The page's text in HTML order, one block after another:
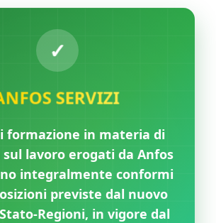
SERVIZI
formazione in materia di
sul lavoro erogati da Anfos
integralmente conformi
previste dal nuovo
Regioni, in vigore dal